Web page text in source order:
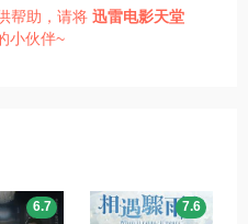
帮助，请将 迅雷电影天堂
小伙伴~
6.7 7.6